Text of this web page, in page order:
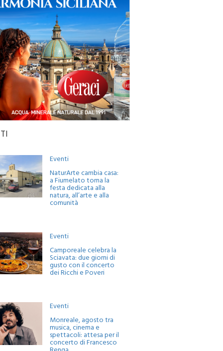
Eventi
NaturArte cambia casa:
a Fiumelato torna la
festa dedicata alla
natura, all’arte e alla
comunità
Eventi
Camporeale celebra la
Sciavata: due giorni di
gusto con il concerto
dei Ricchi e Poveri
Eventi
Monreale, agosto tra
musica, cinema e
spettacoli: attesa per il